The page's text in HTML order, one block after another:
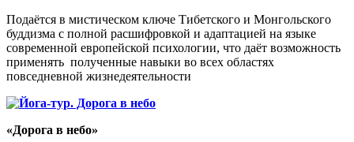
Подаётся в мистическом ключе Тибетского и Монгольского
буддизма с полной расшифровкой и адаптацией на языке
современной европейской психологии, что даёт возможность
применять полученные навыки во всех областях
повседневной жизнедеятельности
«Дорога в небо»